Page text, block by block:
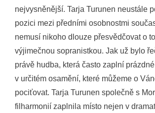
nejvysněnější. Tarja Turunen neustále
pozici mezi předními osobnostmi
nemusí nikoho dlouze přesvědčovat o
výjimečnou sopranistkou. Jak už bylo
právě hudba, která často zaplní
v určitém osamění, které můžeme o
pociťovat. Tarja Turunen společně s
filharmonií zaplnila místo nejen v